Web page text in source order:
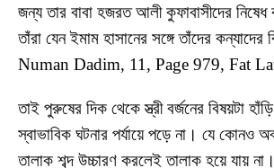
জন্য তার বাবা হজরত আলী কুফাবাসীদের
তাঁরা যেন ইমাম হাসানের সঙ্গে তাঁদের
Numan Dadim, 11, Page 979, Fat
তাই পুরুষের দিক থেকে স্ত্রী বর্জনের বিষয়টা
স্বাভাবিক ঘটনার পর্যায়ে পড়ে না। যে কোনও
তালাক শব্দ উচ্চারণ করলেই তালাক হয়ে যায়